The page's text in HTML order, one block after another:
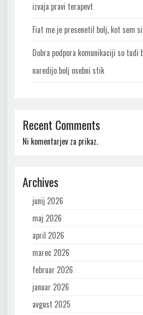
izvaja pravi terapevt
Fiat me je presenetil bolj, kot sem
Dobra podpora komunikaciji so tudi
naredijo bolj osebni stik
Recent Comments
Ni komentarjev za prikaz.
Archives
junij 2026
maj 2026
april 2026
marec 2026
februar 2026
januar 2026
avgust 2025